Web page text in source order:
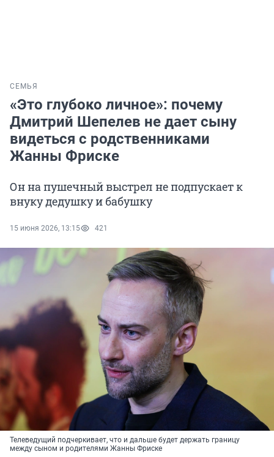
СЕМЬЯ
«Это глубоко личное»: почему
Дмитрий Шепелев не дает сыну
видеться с родственниками
Жанны Фриске
Он на пушечный выстрел не подпускает к
внуку дедушку и бабушку
15 июня 2026, 13:15 421
Телеведущий подчеркивает, что и дальше будет держать границу
между сыном и родителями Жанны Фриске